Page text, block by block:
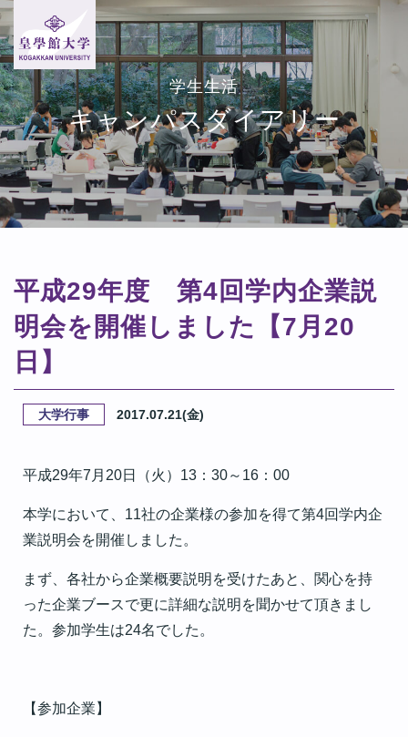
キャンパスダイアリー
学生生活
平成29年度 第4回学内企業説
明会を開催しました【7月20
日】
大学行事 2017.07.21(金)
平成29年7月20日（火）13：30～16：00
本学において、11社の企業様の参加を得て第4回学内企
業説明会を開催しました。
まず、各社から企業概要説明を受けたあと、関心を持
った企業ブースで更に詳細な説明を聞かせて頂きまし
た。参加学生は24名でした。
【参加企業】